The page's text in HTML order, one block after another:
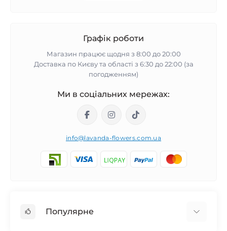
Графік роботи
Магазин працює щодня з 8:00 до 20:00
Доставка по Києву та області з 6:30 до 22:00 (за
погодженням)
Ми в соціальних мережах:
info@lavanda-flowers.com.ua
Популярне